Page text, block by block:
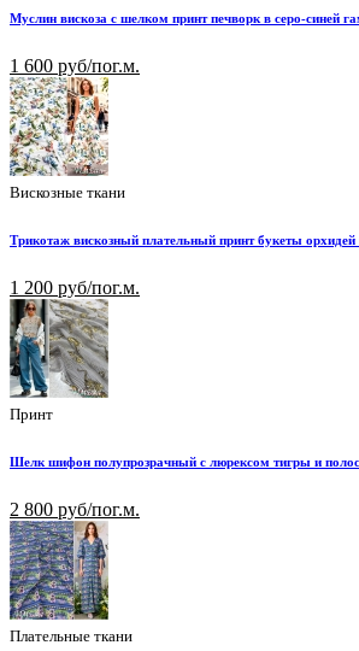
Муслин вискоза с шелком принт печворк в серо-синей
1 600 руб/пог.м.
Вискозные ткани
Трикотаж вискозный плательный принт букеты
1 200 руб/пог.м.
Принт
Шелк шифон полупрозрачный с люрексом тигры и
2 800 руб/пог.м.
Плательные ткани